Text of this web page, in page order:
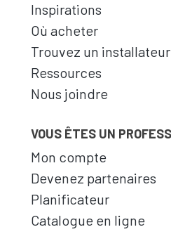
Inspirations
Où acheter
Trouvez un installateur
Ressources
Nous joindre
VOUS ÊTES UN
Mon compte
Devenez partenaires
Planificateur
Catalogue en ligne